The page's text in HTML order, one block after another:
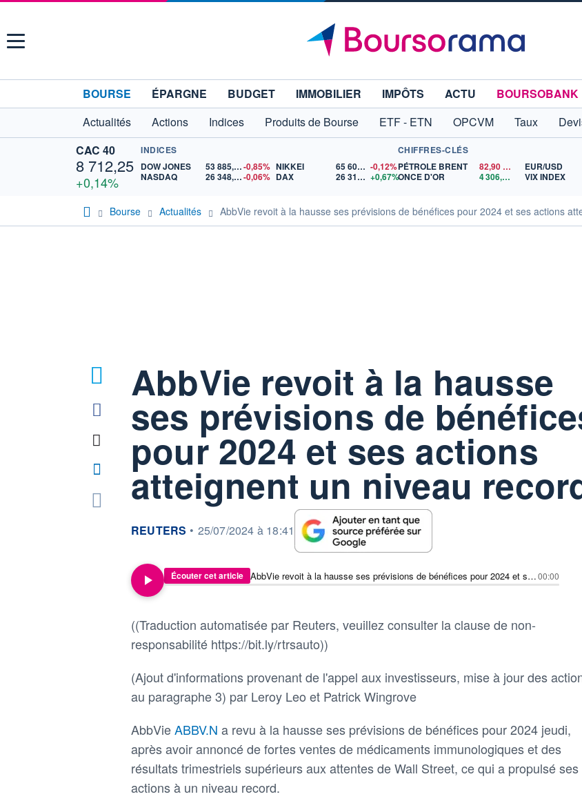
Menu
BOURSE ÉPARGNE BUDGET IMMOBILIER IMPÔTS ACTU
BOURSOBANK
Actualités
Actions Indices Produits de Bourse ETF - ETN OPCVM Taux
CAC 40
8 712,25
+0,14%
INDICES
DOW JONES
53 885,10-0,85%
NASDAQ
26 348,35-0,06%
NIKKEI 65 606,71 -0,12%
DAX
26 315,91 +0,67%
CHIFFRES-CLÉS
PÉTROLE BRENT
82,90
ONCE D'OR
4 306,51 $US
EUR/USD
VIX INDEX
Bourse Actualités AbbVie revoit à la hausse ses prévisions de bénéfices pour 2024 et ses actions
AbbVie revoit à la hausse
ses prévisions de
pour 2024 et ses actions
atteignent un niveau
information fournie par
REUTERS • 25/07/2024 à 18:41
Écouter cet article AbbVie revoit à la hausse ses prévisions de bénéfices pour 2024 et ses actions atteignent un niveau record00:00
((Traduction automatisée par Reuters, veuillez consulter la clause de non-
responsabilité https://bit.ly/rtrsauto))
(Ajout d'informations provenant de l'appel aux investisseurs, mise à jour des
au paragraphe 3) par Leroy Leo et Patrick Wingrove
AbbVieABBV.N a revu à la hausse ses prévisions de bénéfices pour 2024 jeudi,
après avoir annoncé de fortes ventes de médicaments immunologiques et des
résultats trimestriels supérieurs aux attentes de Wall Street, ce qui a propulsé ses
actions à un niveau record.